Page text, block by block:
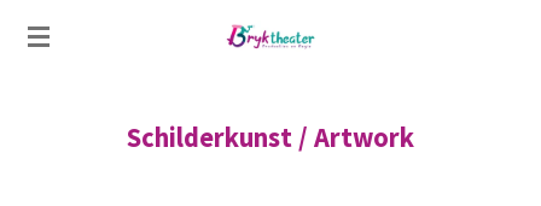
Ga
direct
Schilderkunst / Artwork